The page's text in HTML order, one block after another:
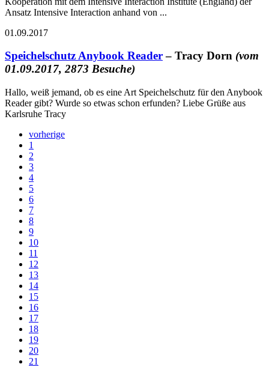
Ansatz Intensive Interaction anhand von ...
01.09.2017
Speichelschutz Anybook Reader– Tracy Dorn (vom
01.09.2017, 2873 Besuche)
Hallo, weiß jemand, ob es eine Art Speichelschutz für den Anybook
Reader gibt? Wurde so etwas schon erfunden? Liebe Grüße aus
Karlsruhe Tracy
vorherige
1
2
3
4
5
6
7
8
9
10
11
12
13
14
15
16
17
18
19
20
21